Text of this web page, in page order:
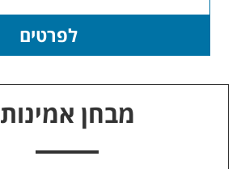
לפרטים
מבחן אמינות